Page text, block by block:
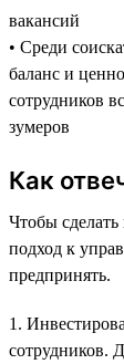
вакансий
• Среди
баланс и
сотрудников
зумеров
Как
Чтобы
подход к
предпринять.
1.
сотрудников.